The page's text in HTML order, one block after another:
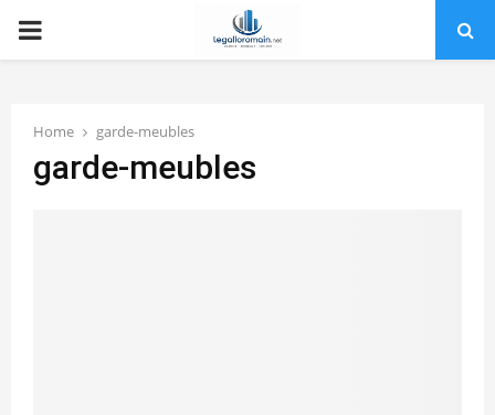
PRIMARY
Home garde-meubles
garde-meubles